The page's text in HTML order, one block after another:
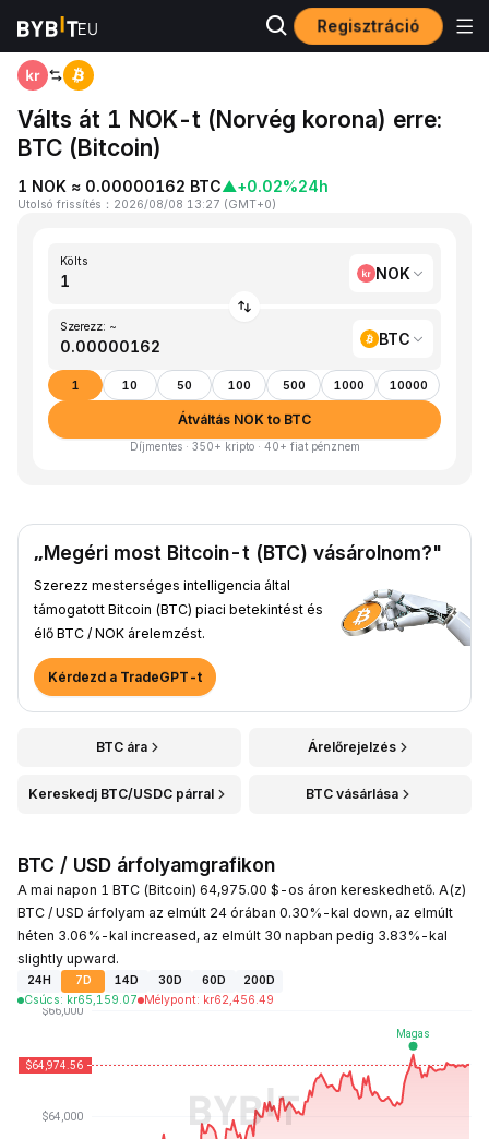
Regisztráció
Kezdőlap NOK to BTC
Válts át 1 NOK-t (Norvég korona) erre:
BTC (Bitcoin)
1 NOK ≈ 0.00000162 BTC▲+0.02%24h
Utolsó frissítés ： 2026/08/08 13:27 (GMT+0)
Költs
NOK
Szerezz: ~
BTC
1 10 50 100 500 1000 10000
Átváltás NOK to BTC
Díjmentes · 350+ kripto · 40+ fiat pénznem
„Megéri most Bitcoin-t (BTC) vásárolnom?"
Szerezz mesterséges intelligencia által
támogatott Bitcoin (BTC) piaci betekintést és
élő BTC / NOK árelemzést.
Kérdezd a TradeGPT-t
BTC ára Árelőrejelzés
Kereskedj BTC/USDC párral BTC vásárlása
BTC / USD árfolyamgrafikon
A mai napon 1 BTC (Bitcoin) 64,975.00 $-os áron kereskedhető. A(z)
BTC / USD árfolyam az elmúlt 24 órában 0.30%-kal down, az elmúlt
héten 3.06%-kal increased, az elmúlt 30 napban pedig 3.83%-kal
slightly upward.
24H 7D 14D 30D 60D
200D
Csúcs: kr65,159.07 Mélypont: kr62,456.49